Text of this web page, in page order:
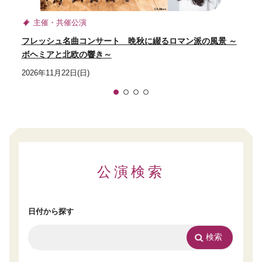
主催・共催公演
フレッシュ名曲コンサート 晩秋に綴るロマン派の風景 ～
ボヘミアと北欧の響き～
2026年11月22日(日)
1 2
公演検索
日付から探す